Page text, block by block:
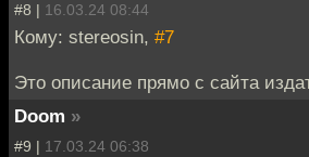
#8 | 16.03.24 08:44
Кому: stereosin, #7
Это описание прямо с сайта
Doom »
#9 | 17.03.24 06:38